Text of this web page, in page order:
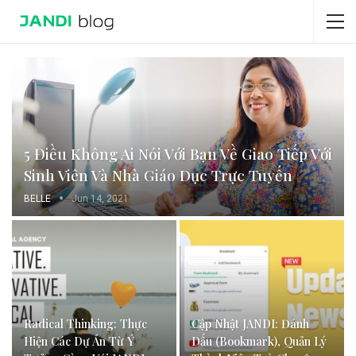
5 Điều Không Ai Nói Với Bạn Về Giao Tiếp Với
Sinh Viên Và Nhà Giáo Dục Trực Tuyến
BELLE Jun 14, 2021
Radical Thinking: Thực
Hiện Các Dự Án Từ Ý
Cập Nhật JANDI: Đánh
Dấu (Bookmark), Quản Lý